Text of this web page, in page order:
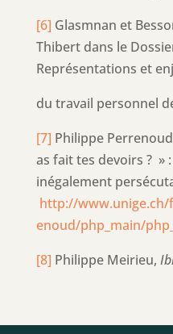
[6] Glasmnan et
Thibert dans le
Représentations et
du travail personnel
[7] Philippe
as fait tes devoirs ? »
inégalement
http://www.unige.ch/
enoud/php_main/
[8] Philippe Meirieu,